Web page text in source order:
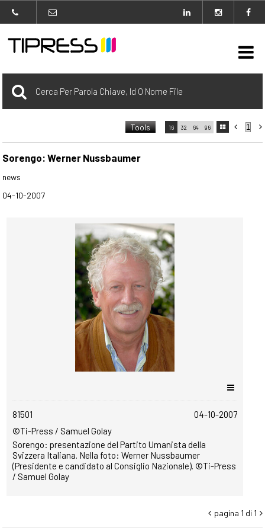
Archivio
carrello
Agenzia
copyrightfree

 
16 32 64 96 
Tools
0 Selezionato
Sorengo: Werner Nussbaumer
news
04-10-2007
81501
04-10-2007
©Ti-Press / Samuel Golay
Sorengo: presentazione del Partito Umanista della
Svizzera Italiana. Nella foto: Werner Nussbaumer
(Presidente e candidato al Consiglio Nazionale). ©Ti-Press
/ Samuel Golay
 pagina 1 di 1 